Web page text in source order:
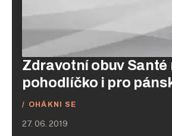
Zdravotní obuv Santé
pohodlíčko i pro
OHÁKNI SE
27. 06. 2019